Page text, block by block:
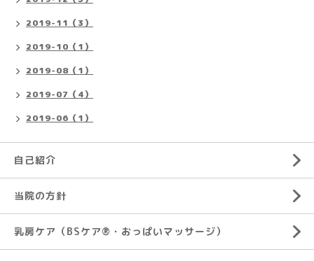
2019-11（3）
2019-10（1）
2019-08（1）
2019-07（4）
2019-06（1）
自己紹介
当院の方針
乳房ケア（BSケア®︎・おっぱいマッサージ）